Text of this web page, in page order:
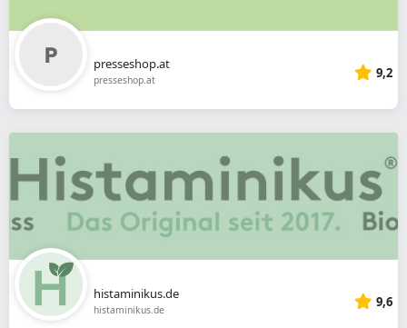
presseshop.at
presseshop.at 9,2
histaminikus.de
histaminikus.de 9,6